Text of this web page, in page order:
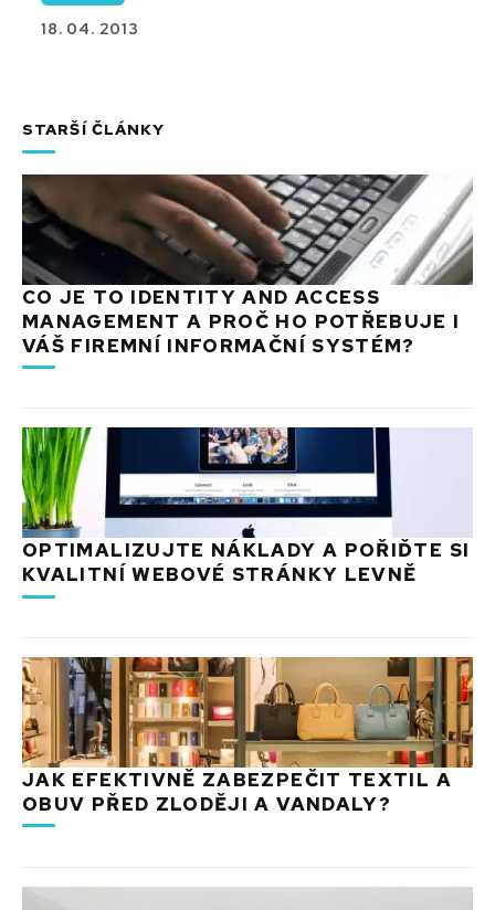
18. 04. 2013
STARŠÍ ČLÁNKY
CO JE TO IDENTITY AND ACCESS
MANAGEMENT A PROČ HO POTŘEBUJE I
VÁŠ FIREMNÍ INFORMAČNÍ SYSTÉM?
OPTIMALIZUJTE NÁKLADY A POŘIĎTE SI
KVALITNÍ WEBOVÉ STRÁNKY LEVNĚ
JAK EFEKTIVNĚ ZABEZPEČIT TEXTIL A
OBUV PŘED ZLODĚJI A VANDALY?